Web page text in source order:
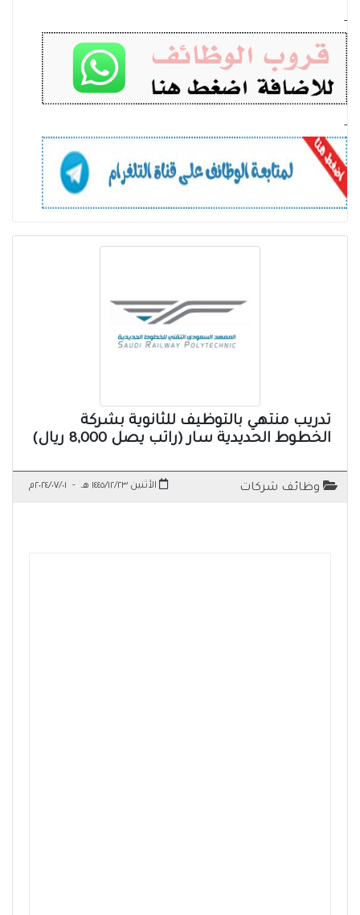
-
-
تدريب منتهي بالتوظيف للثانوية بشركة
الخطوط الحديدية سار (راتب يصل 8,000 ريال)
وظائف شركات الأثنين ١٤٤٥/١٢/٢٣ هـ - ٢٠٢٤/٠٧/٠١م